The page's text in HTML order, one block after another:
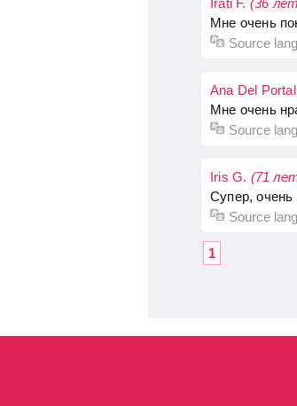
Irati F. (36
Мне очень
Source
Ana Del
Мне очень
Source
Iris G. (71
Супер, очень
Source
1